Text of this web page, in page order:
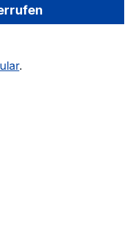
Rollen
.